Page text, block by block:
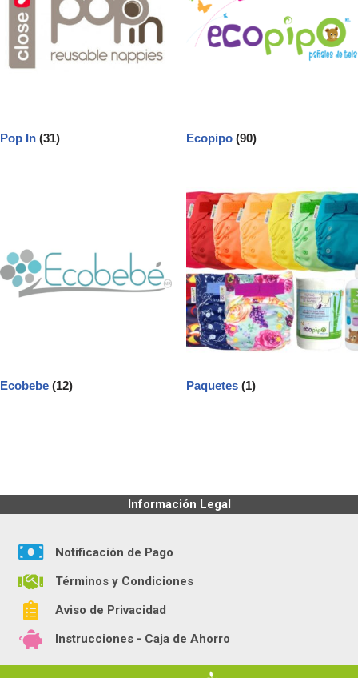
Pop In (31) Ecopipo (90)
Ecobebe (12) Paquetes (1)
Información Legal
Notificación de Pago
Términos y Condiciones
Aviso de Privacidad
Instrucciones - Caja de Ahorro